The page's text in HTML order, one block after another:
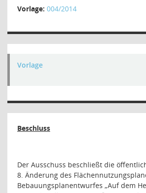
Vorlage: 004/2014
Vorlage
Beschluss
Der Ausschuss beschließt die
8. Änderung des
Bebauungsplanentwurfes „Auf dem